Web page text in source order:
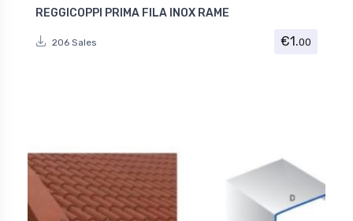
REGGICOPPI PRIMA FILA INOX RAME
206 Sales €1.00